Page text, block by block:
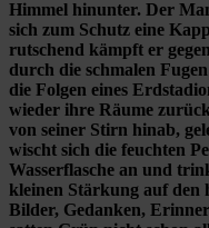
Himmel hinunter. Der
sich zum Schutz eine
rutschend kämpft er
durch die schmalen
die Folgen eines
wieder ihre Räume
von seiner Stirn hinab,
wischt sich die feuchten
Wasserflasche an und
kleinen Stärkung auf den
Bilder, Gedanken,